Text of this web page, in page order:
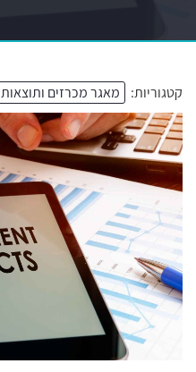
קטגוריות: מאגר מכרזים ותוצאות